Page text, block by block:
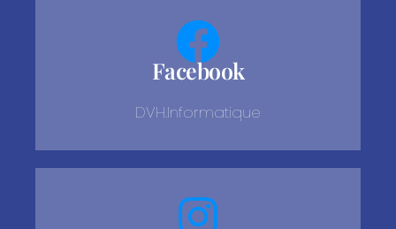
Facebook
DVH.Informatique